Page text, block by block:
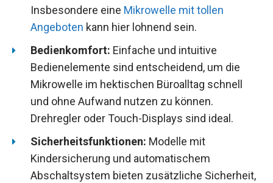
Insbesondere eine Mikrowelle mit tollen
Angeboten kann hier lohnend sein.
Bedienkomfort: Einfache und intuitive
Bedienelemente sind entscheidend, um die
Mikrowelle im hektischen Büroalltag schnell
und ohne Aufwand nutzen zu können.
Drehregler oder Touch-Displays sind ideal.
Sicherheitsfunktionen: Modelle mit
Kindersicherung und automatischem
Abschaltsystem bieten zusätzliche Sicherheit,